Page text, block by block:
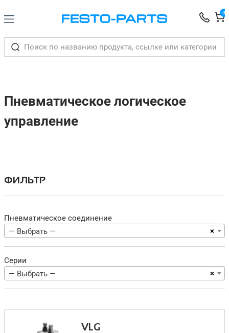
0
Пневматическое логическое
управление
ФИЛЬТР
Пневматическое соединение
×
— Выбрать —
Серии
×
— Выбрать —
VLG